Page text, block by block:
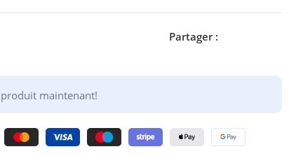
Partager :
produit maintenant!